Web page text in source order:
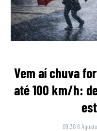
Vem aí chuva
até 100 km/h:
09:30 6